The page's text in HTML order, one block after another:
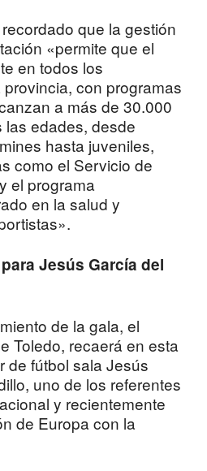
que la gestión
«permite que el
en todos los
con programas
a más de 30.000
edades, desde
hasta juveniles,
como el Servicio de
el programa
en la salud y
Jesús García del
de la gala, el
Toledo, recaerá en esta
de fútbol sala Jesús
uno de los referentes
y recientemente
de Europa con la